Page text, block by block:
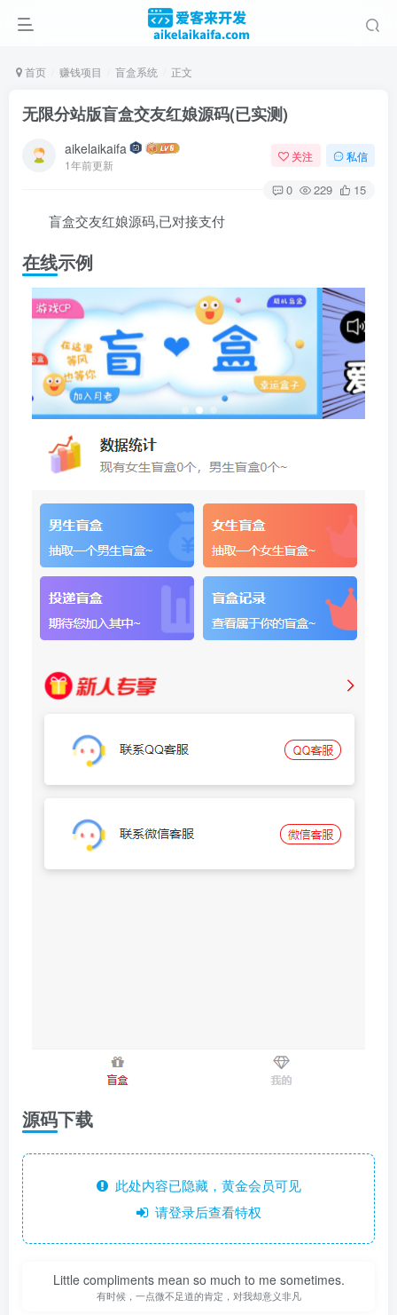
首页 赚钱项目 盲盒系统 正文
无限分站版盲盒交友红娘源码(已实测)
aikelaikaifa
1年前更新
关注 私信
0 229 15
盲盒交友红娘源码,已对接支付
在线示例
源码下载
此处内容已隐藏，黄金会员可见
请登录后查看特权
Little compliments mean so much to me sometimes.
有时候，一点微不足道的肯定，对我却意义非凡